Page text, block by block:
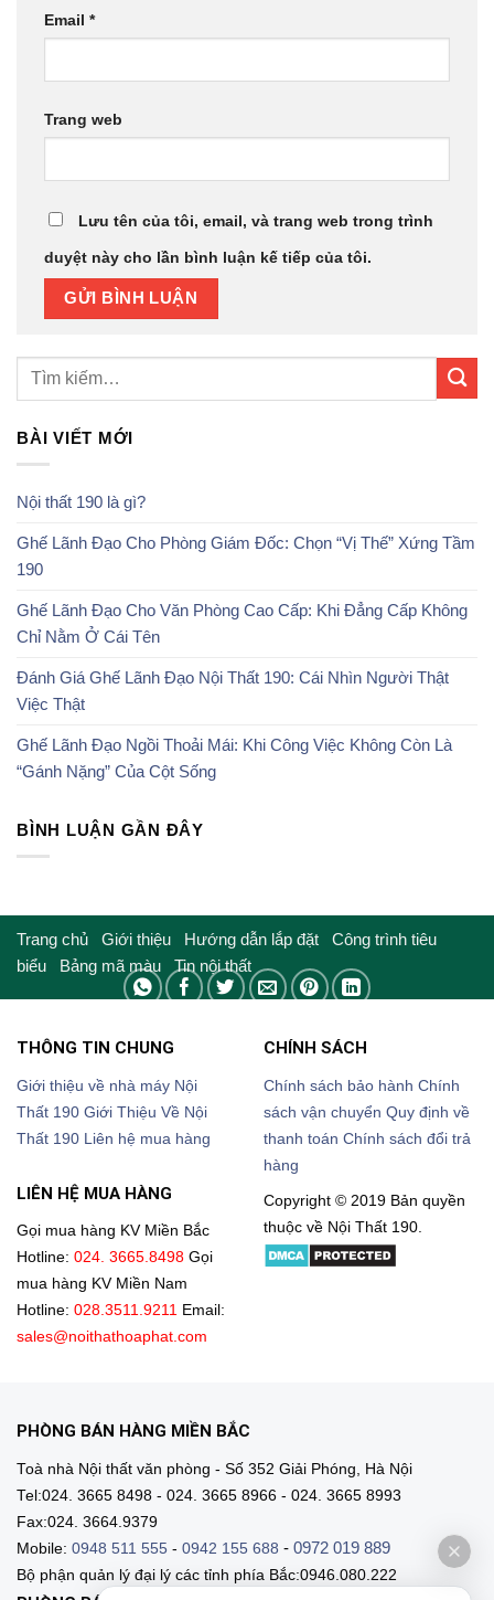
Email *
Trang web
Lưu tên của tôi, email, và trang web trong trình
duyệt này cho lần bình luận kế tiếp của tôi.
BÀI VIẾT MỚI
Nội thất 190 là gì?
Ghế Lãnh Đạo Cho Phòng Giám Đốc: Chọn “Vị Thế” Xứng Tầm
190
Ghế Lãnh Đạo Cho Văn Phòng Cao Cấp: Khi Đẳng Cấp Không
Chỉ Nằm Ở Cái Tên
Đánh Giá Ghế Lãnh Đạo Nội Thất 190: Cái Nhìn Người Thật
Việc Thật
Ghế Lãnh Đạo Ngồi Thoải Mái: Khi Công Việc Không Còn Là
“Gánh Nặng” Của Cột Sống
BÌNH LUẬN GẦN ĐÂY
Trang chủ Giới thiệu Hướng dẫn lắp đặt Công trình tiêu
biểu
Bảng mã màu Tin nội thất
THÔNG TIN CHUNG
Giới thiệu về nhà máy Nội
Thất 190 Giới Thiệu Về Nội
Thất 190
Liên hệ mua hàng
CHÍNH SÁCH
Chính sách bảo hành Chính
sách vận chuyển Quy định về
thanh toán Chính sách đổi trả
hàng
LIÊN HỆ MUA HÀNG
Gọi mua hàng KV Miền Bắc
Hotline: 024. 3665.8498 Gọi
mua hàng KV Miền Nam
Hotline: 028.3511.9211 Email:
sales@noithathoaphat.com
Copyright © 2019 Bản quyền
thuộc về Nội Thất 190.
PHÒNG BÁN HÀNG MIỀN BẮC
Toà nhà Nội thất văn phòng - Số 352 Giải Phóng, Hà Nội
Tel:024. 3665 8498 - 024. 3665 8966 - 024. 3665 8993
Fax:024. 3664.9379
Mobile: 0948 511 555 - 0942 155 688 - 0972 019 889
Bộ phận quản lý đại lý các tỉnh phía Bắc:0946.080.222